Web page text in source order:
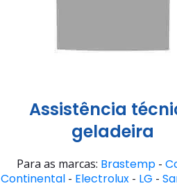
Assistência
geladeira
Para as marcas: Brastemp-
Continental - Electrolux - LG -